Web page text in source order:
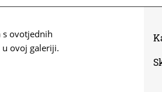
s ovotjednih
u ovoj galeriji.